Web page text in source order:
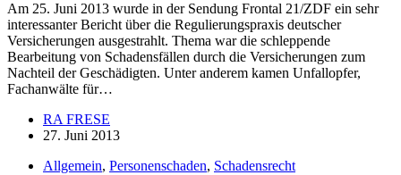
Am 25. Juni 2013 wurde in der Sendung Frontal 21/ZDF ein sehr
interessanter Bericht über die Regulierungspraxis deutscher
Versicherungen ausgestrahlt. Thema war die schleppende
Bearbeitung von Schadensfällen durch die Versicherungen zum
Nachteil der Geschädigten. Unter anderem kamen Unfallopfer,
Fachanwälte für…
RA FRESE
27. Juni 2013
Allgemein, Personenschaden, Schadensrecht